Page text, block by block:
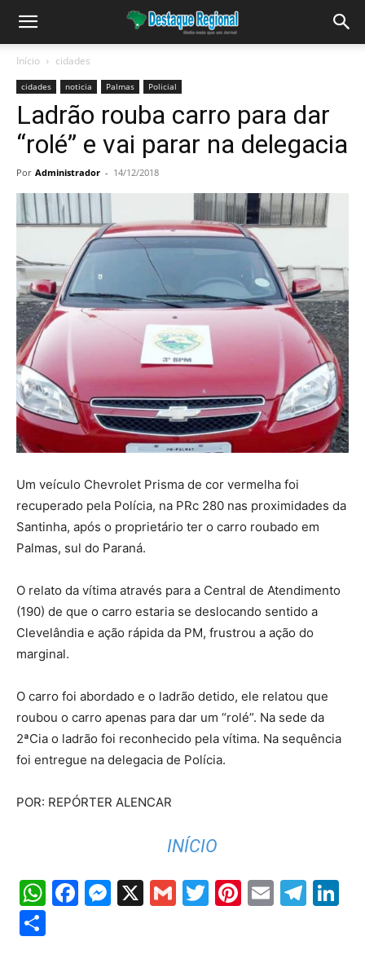
Início cidades
cidades noticia Palmas Policial
Ladrão rouba carro para dar
“rolé” e vai parar na delegacia
Por Administrador - 14/12/2018
Um veículo Chevrolet Prisma de cor vermelha foi
recuperado pela Polícia, na PRc 280 nas proximidades da
Santinha, após o proprietário ter o carro roubado em
Palmas, sul do Paraná.
O relato da vítima através para a Central de Atendimento
(190) de que o carro estaria se deslocando sentido a
Clevelândia e ação rápida da PM, frustrou a ação do
marginal.
O carro foi abordado e o ladrão detido, ele relatou que
roubou o carro apenas para dar um “rolé”. Na sede da
2ªCia o ladrão foi reconhecido pela vítima. Na sequência
foi entregue na delegacia de Polícia.
POR: REPÓRTER ALENCAR
INÍCIO
WhatsApp
Facebook
Messenger
X GmailTwitter
Pinterest
Email